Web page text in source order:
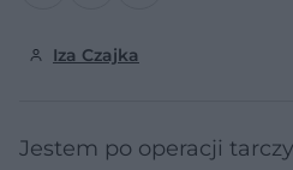
Iza Czajka
Jestem po operacji